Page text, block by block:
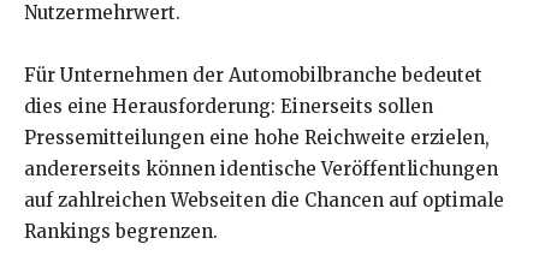
Nutzermehrwert.
Für Unternehmen der Automobilbranche bedeutet
dies eine Herausforderung: Einerseits sollen
Pressemitteilungen eine hohe Reichweite erzielen,
andererseits können identische Veröffentlichungen
auf zahlreichen Webseiten die Chancen auf optimale
Rankings begrenzen.